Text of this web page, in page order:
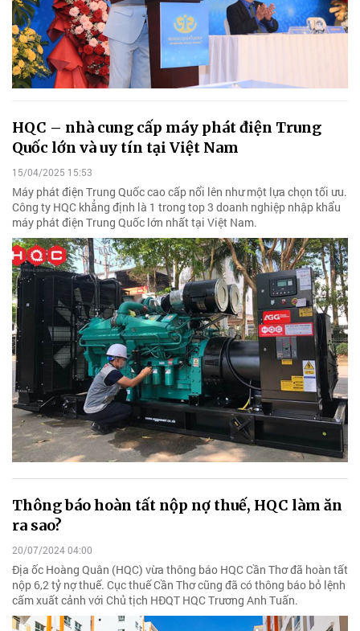
HQC – nhà cung cấp máy phát điện Trung
Quốc lớn và uy tín tại Việt Nam
15/04/2025 15:53
Máy phát điện Trung Quốc cao cấp nổi lên như một lựa chọn tối ưu.
Công ty HQC khẳng định là 1 trong top 3 doanh nghiệp nhập khẩu
máy phát điện Trung Quốc lớn nhất tại Việt Nam.
Thông báo hoàn tất nộp nợ thuế, HQC làm ăn
ra sao?
20/07/2024 04:00
Địa ốc Hoàng Quân (HQC) vừa thông báo HQC Cần Thơ đã hoàn tất
nộp 6,2 tỷ nợ thuế. Cục thuế Cần Thơ cũng đã có thông báo bỏ lệnh
cấm xuất cảnh với Chủ tịch HĐQT HQC Trương Anh Tuấn.